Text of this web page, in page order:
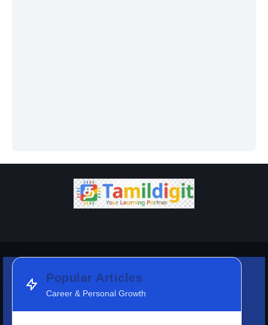
Popular Articles
Career & Personal Growth